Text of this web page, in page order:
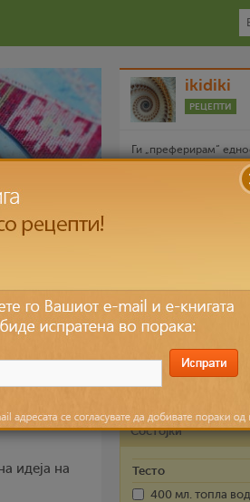
идеја на
ikidiki
РЕЦЕПТИ
Ги „преферирам“
разбирливите
Биди вистински
Испечати го рецептот
Состојки
Тесто
400 мл. топла